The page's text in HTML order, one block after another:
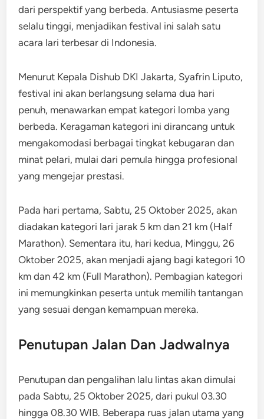
dari perspektif yang berbeda. Antusiasme peserta
selalu tinggi, menjadikan festival ini salah satu
acara lari terbesar di Indonesia.
Menurut Kepala Dishub DKI Jakarta, Syafrin Liputo,
festival ini akan berlangsung selama dua hari
penuh, menawarkan empat kategori lomba yang
berbeda. Keragaman kategori ini dirancang untuk
mengakomodasi berbagai tingkat kebugaran dan
minat pelari, mulai dari pemula hingga profesional
yang mengejar prestasi.
Pada hari pertama, Sabtu, 25 Oktober 2025, akan
diadakan kategori lari jarak 5 km dan 21 km (Half
Marathon). Sementara itu, hari kedua, Minggu, 26
Oktober 2025, akan menjadi ajang bagi kategori 10
km dan 42 km (Full Marathon). Pembagian kategori
ini memungkinkan peserta untuk memilih tantangan
yang sesuai dengan kemampuan mereka.
Penutupan Jalan Dan Jadwalnya
Penutupan dan pengalihan lalu lintas akan dimulai
pada Sabtu, 25 Oktober 2025, dari pukul 03.30
hingga 08.30 WIB. Beberapa ruas jalan utama yang